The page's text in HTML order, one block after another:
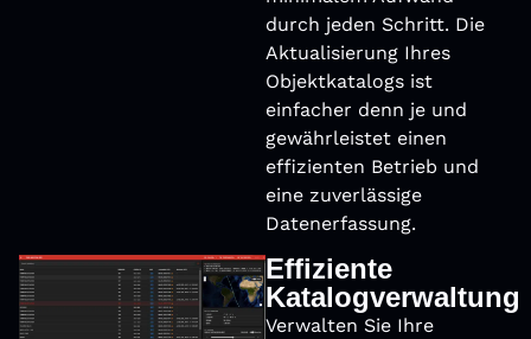
durch jeden Schritt. Die
Aktualisierung Ihres
Objektkatalogs ist
einfacher denn je und
gewährleistet einen
effizienten Betrieb und
eine zuverlässige
Datenerfassung.
Effiziente
Katalogverwaltung
Verwalten Sie Ihre